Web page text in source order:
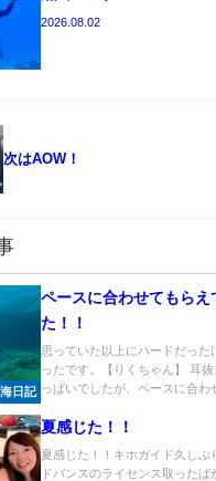
2026.08.02
次はAOW！
海日記
ペースに合わせてもらえ
た！！
思っていた以上にハードだった
ったです。【りくちゃん】 耳
っぱいでしたが、ペースに合わ
夏感じた！！
夏感じた！！キホガイド久しぶ
ドバンスのライセンス取った